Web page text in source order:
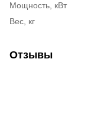
Мощность, кВт
Вес, кг
Отзывы